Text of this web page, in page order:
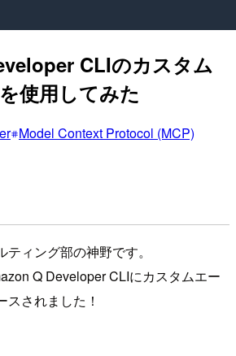
CLIのカスタム
使用してみた
Model Context Protocol (MCP)
ィング部の神野です。
Q Developer CLIにカスタムエー
スされました！